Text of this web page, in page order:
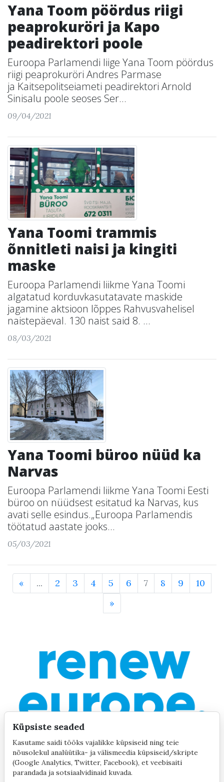
Yana Toom pöördus riigi
peaprokuröri ja Kapo
peadirektori poole
Euroopa Parlamendi liige Yana Toom pöördus
riigi peaprokuröri Andres Parmase
ja Kaitsepolitseiameti peadirektori Arnold
Sinisalu poole seoses Ser...
09/04/2021
Yana Toomi trammis
õnnitleti naisi ja kingiti
maske
Euroopa Parlamendi liikme Yana Toomi
algatatud korduvkasutatavate maskide
jagamine aktsioon lõppes Rahvusvahelisel
naistepäeval. 130 naist said 8. ...
08/03/2021
Yana Toomi büroo nüüd ka
Narvas
Euroopa Parlamendi liikme Yana Toomi Eesti
büroo on nüüdsest esitatud ka Narvas, kus
avati selle esindus.„Euroopa Parlamendis
töötatud aastate jooks...
05/03/2021
« ... 2 3 4 5 6 7 8 9
10
»
©2020 by Yana Toom Küpsiste seaded
Küpsiste seaded
Kasutame saidi tööks vajalikke küpsiseid ning teie
nõusolekul analüütika- ja välismeedia küpsiseid/skripte
(Google Analytics, Twitter, Facebook), et veebisaiti
parandada ja sotsiaalvidinaid kuvada.